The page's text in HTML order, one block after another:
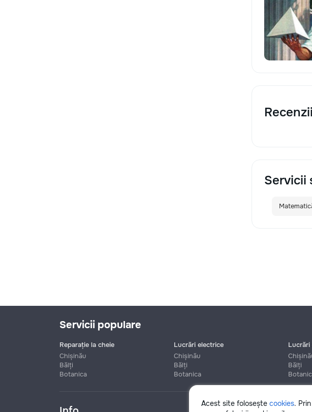
Recenzii
Servicii
Acest site folosește cookies.
Servicii populare
Reparație la cheie
Chișinău
Bălți
Botanica
Lucrări electrice
Chișinău
Bălți
Botanica
Lucrări
Bălți